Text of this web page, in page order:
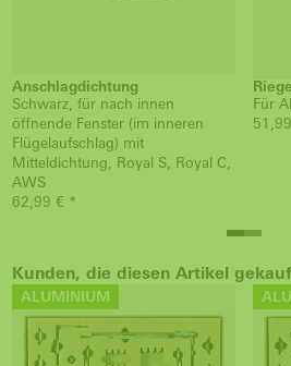
Anschlagdichtung
Schwarz, für nach innen
öffnende Fenster (im inneren
Flügelaufschlag) mit
Mitteldichtung, Royal S, Royal C,
AWS
62,99 € *
Für
Kunden, die diesen Artikel
ALUMINIUM